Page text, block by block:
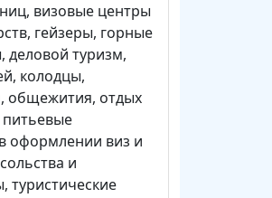
, визовые центры
, гейзеры, горные
, деловой туризм,
, колодцы,
, общежития, отдых
питьевые
оформлении виз и
и
, туристические